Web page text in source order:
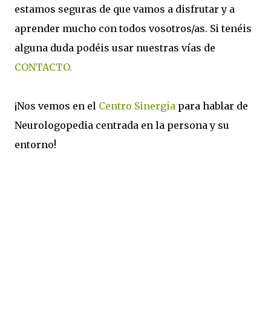
estamos seguras de que vamos a disfrutar y a
aprender mucho con todos vosotros/as. Si tenéis
alguna duda podéis usar nuestras vías de
CONTACTO.
¡Nos vemos en el Centro Sinergia para hablar de
Neurologopedia centrada en la persona y su
entorno!